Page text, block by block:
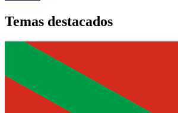
Temas destacados